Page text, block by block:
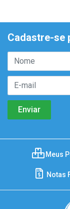
Cadastre-se
Meus
Notas